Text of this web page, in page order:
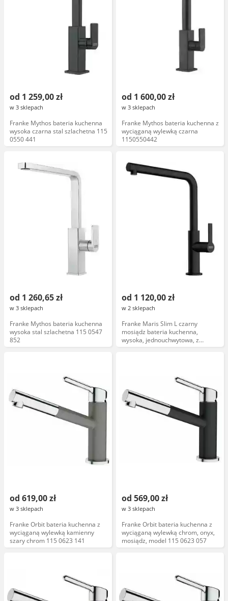
od 1 259,00 zł
w 3 sklepach
Franke Mythos bateria kuchenna
wysoka czarna stal szlachetna 115
0550 441
od 1 600,00 zł
w 3 sklepach
Franke Mythos bateria kuchenna z
wyciąganą wylewką czarna
1150550442
od 1 260,65 zł
w 3 sklepach
Franke Mythos bateria kuchenna
wysoka stal szlachetna 115 0547
852
od 1 120,00 zł
w 2 sklepach
Franke Maris Slim L czarny
mosiądz bateria kuchenna,
wysoka, jednouchwytowa, z
wylewką obrotową, kolekcja Maris,
od 619,00 zł
w 3 sklepach
Franke Orbit bateria kuchenna z
wyciąganą wylewką kamienny
szary chrom 115 0623 141
od 569,00 zł
w 3 sklepach
Franke Orbit bateria kuchenna z
wyciąganą wylewką chrom, onyx,
mosiądz, model 115 0623 057